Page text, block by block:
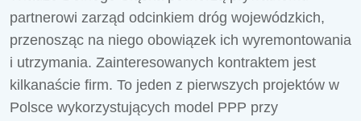
partnerowi zarząd odcinkiem dróg wojewódzkich,
przenosząc na niego obowiązek ich wyremontowania
i utrzymania. Zainteresowanych kontraktem jest
kilkanaście firm. To jeden z pierwszych projektów w
Polsce wykorzystujących model PPP przy